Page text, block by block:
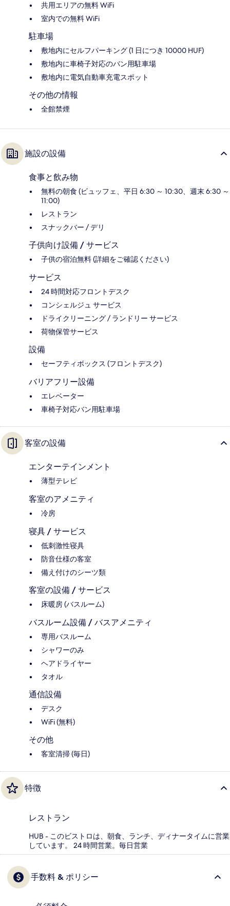
共用エリアの無料 WiFi
室内での無料 WiFi
駐車場
敷地内にセルフパーキング (1 日につき 10000 HUF)
敷地内に車椅子対応のバン用駐車場
敷地内に電気自動車充電スポット
その他の情報
全館禁煙
施設の設備
食事と飲み物
無料の朝食 (ビュッフェ、平日 6:30 ～ 10:30、週末 6:30 ～
11:00)
レストラン
スナックバー / デリ
子供向け設備 / サービス
子供の宿泊無料 (詳細をご確認ください)
サービス
24 時間対応フロントデスク
コンシェルジュ サービス
ドライクリーニング / ランドリー サービス
荷物保管サービス
設備
セーフティボックス (フロントデスク)
バリアフリー設備
エレベーター
車椅子対応バン用駐車場
客室の設備
エンターテインメント
薄型テレビ
客室のアメニティ
冷房
寝具 / サービス
低刺激性寝具
防音仕様の客室
備え付けのシーツ類
客室の設備 / サービス
床暖房 (バスルーム)
バスルーム設備 / バスアメニティ
専用バスルーム
シャワーのみ
ヘアドライヤー
タオル
通信設備
デスク
WiFi (無料)
その他
客室清掃 (毎日)
特徴
レストラン
HUB - このビストロは、朝食、ランチ、ディナータイムに営業
しています。 24 時間営業。毎日営業
手数料 & ポリシー